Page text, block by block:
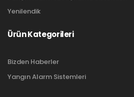
Yenilendik
Ürün Kategorileri
Bizden Haberler
Yangın Alarm Sistemleri